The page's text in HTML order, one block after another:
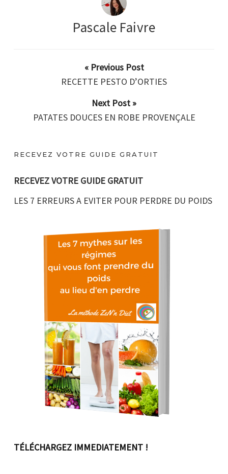
Pascale Faivre
« Previous Post
RECETTE PESTO D’ORTIES
Next Post »
PATATES DOUCES EN ROBE PROVENÇALE
RECEVEZ VOTRE GUIDE GRATUIT
RECEVEZ VOTRE GUIDE GRATUIT
LES 7 ERREURS A EVITER POUR PERDRE DU POIDS
TÉLÉCHARGEZ IMMEDIATEMENT !